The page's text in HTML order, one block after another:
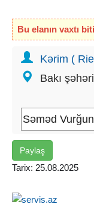
Срочно !!
квартира, по
Cтар ". Этаж: 14/
Комби. Отличный
кабина ).
двор, место для
Bu elanın vaxtı
Kərim (
Bakı şəhəri
Paylaş
Tarix: 25.08.2025